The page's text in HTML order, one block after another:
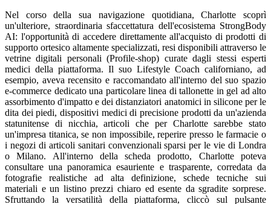
Nel corso della sua navigazione quotidiana, Charlotte scoprì
un'ulteriore, straordinaria sfaccettatura dell'ecosistema StrongBody
AI: l'opportunità di accedere direttamente all'acquisto di prodotti di
supporto ortesico altamente specializzati, resi disponibili attraverso le
vetrine digitali personali (Profile-shop) curate dagli stessi esperti
medici della piattaforma. Il suo Lifestyle Coach californiano, ad
esempio, aveva recensito e raccomandato all'interno del suo spazio
e-commerce dedicato una particolare linea di tallonette in gel ad alto
assorbimento d'impatto e dei distanziatori anatomici in silicone per le
dita dei piedi, dispositivi medici di precisione prodotti da un'azienda
statunitense di nicchia, articoli che per Charlotte sarebbe stato
un'impresa titanica, se non impossibile, reperire presso le farmacie o
i negozi di articoli sanitari convenzionali sparsi per le vie di Londra
o Milano. All'interno della scheda prodotto, Charlotte poteva
consultare una panoramica esauriente e trasparente, corredata da
fotografie realistiche ad alta definizione, schede tecniche sui
materiali e un listino prezzi chiaro ed esente da sgradite sorprese.
Sfruttando la versatilità della piattaforma, cliccò sul pulsante